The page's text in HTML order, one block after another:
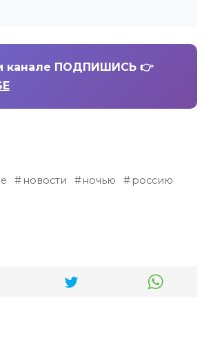
канале ПОДПИШИСЬ 👉
новости ночью
россию